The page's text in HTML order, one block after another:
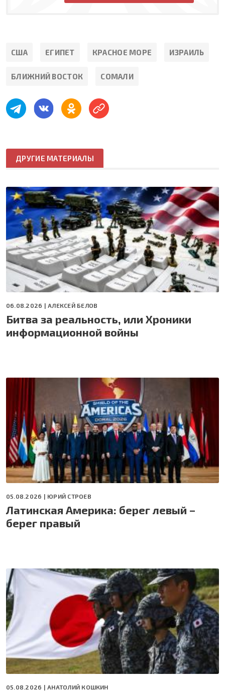
США ЕГИПЕТ КРАСНОЕ МОРЕ ИЗРАИЛЬ
БЛИЖНИЙ ВОСТОК СОМАЛИ
ДРУГИЕ МАТЕРИАЛЫ
06.08.2026 | АЛЕКСЕЙ БЕЛОВ
Битва за реальность, или Хроники
информационной войны
05.08.2026 | ЮРИЙ СТРОЕВ
Латинская Америка: берег левый –
берег правый
05.08.2026 | АНАТОЛИЙ КОШКИН